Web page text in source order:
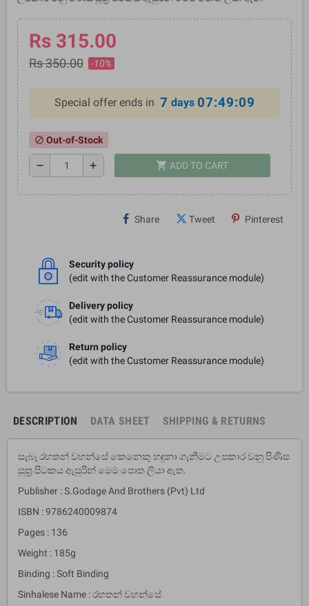
Rs 315.00
Rs 350.00 -10%
Special offer ends in 7 days 07:49:08
block Out-of-Stock
remove add shopping_cart ADD TO CART
Share Tweet Pinterest
Security policy
(edit with the Customer Reassurance module)
Delivery policy
(edit with the Customer Reassurance module)
Return policy
(edit with the Customer Reassurance module)
DESCRIPTION DATA SHEET SHIPPING & RETURNS
සැබෑ රහතන් වහන්සේ කෙනෙකු හඳුනා ගැනීමට උපකාර වනු පිණිස
සූත්‍ර පිටකය ඇසුරින් මෙම පොත ලියා ඇත.
Publisher : S.Godage And Brothers (Pvt) Ltd
ISBN : 9786240009874
Pages : 136
Weight : 185g
Binding : Soft Binding
Sinhalese Name : රහතන් වහන්සේ